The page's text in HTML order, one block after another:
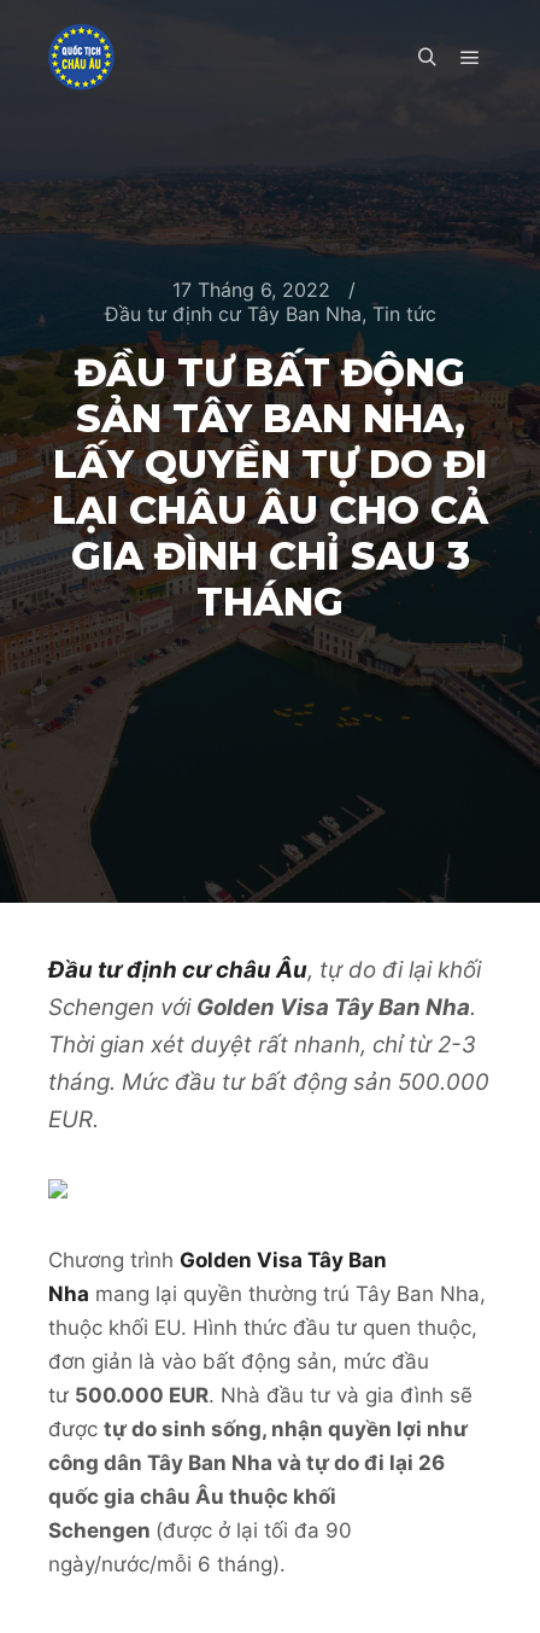
17 Tháng 6, 2022
Đầu tư định cư Tây Ban Nha, Tin tức
ĐẦU TƯ BẤT ĐỘNG
SẢN TÂY BAN NHA,
LẤY QUYỀN TỰ DO ĐI
LẠI CHÂU ÂU CHO CẢ
GIA ĐÌNH CHỈ SAU 3
THÁNG
Đầu tư định cư châu Âu, tự do đi lại khối
Schengen với Golden Visa Tây Ban Nha.
Thời gian xét duyệt rất nhanh, chỉ từ 2-3
tháng. Mức đầu tư bất động sản 500.000
EUR.
Chương trình Golden Visa Tây Ban
Nha mang lại quyền thường trú Tây Ban Nha,
thuộc khối EU. Hình thức đầu tư quen thuộc,
đơn giản là vào bất động sản, mức đầu
tư 500.000 EUR. Nhà đầu tư và gia đình sẽ
được tự do sinh sống, nhận quyền lợi như
công dân Tây Ban Nha và tự do đi lại 26
quốc gia châu Âu thuộc khối
Schengen (được ở lại tối đa 90
ngày/nước/mỗi 6 tháng).